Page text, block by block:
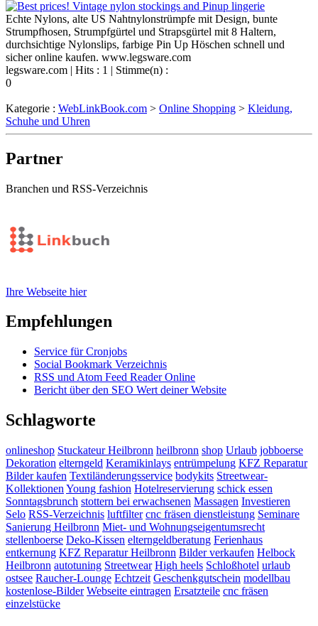
Echte Nylons, alte US Nahtnylonstrümpfe mit Design, bunte
Strumpfhosen, Strumpfgürtel und Strapsgürtel mit 8 Haltern,
durchsichtige Nylonslips, farbige Pin Up Höschen schnell und
sicher online kaufen. www.legsware.com
legsware.com | Hits : 1 | Stimme(n) :
0
Kategorie : WebLinkBook.com > Online Shopping > Kleidung,
Schuhe und Uhren
Partner
Branchen und RSS-Verzeichnis
Ihre Webseite hier
Empfehlungen
Service für Cronjobs
Social Bookmark Verzeichnis
RSS und Atom Feed Reader Online
Bericht über den SEO Wert deiner Website
Schlagworte
onlineshop Stuckateur Heilbronn heilbronn shop Urlaub jobboerse
Dekoration elterngeld Keramikinlays entrümpelung KFZ Reparatur
Bilder kaufen Textiländerungsservice bodykits Streetwear-
Kollektionen Young fashion Hotelreservierung schick essen
Sonntagsbrunch stottern bei erwachsenen Massagen Investieren
Selo RSS-Verzeichnis luftfilter cnc fräsen dienstleistung Seminare
Sanierung Heilbronn Miet- und Wohnungseigentumsrecht
stellenboerse Deko-Kissen elterngeldberatung Ferienhaus
entkernung KFZ Reparatur Heilbronn Bilder verkaufen Helbock
Heilbronn autotuning Streetwear High heels Schloßhotel urlaub
ostsee Raucher-Lounge Echtzeit Geschenkgutschein modellbau
kostenlose-Bilder Webseite eintragen Ersatzteile cnc fräsen
einzelstücke